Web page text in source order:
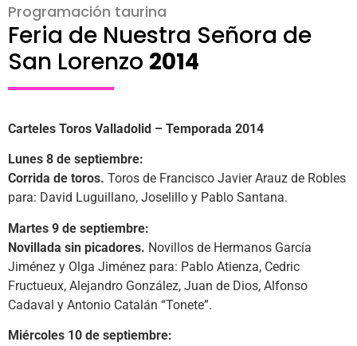
Programación taurina
Feria de Nuestra Señora de
San Lorenzo 2014
Carteles Toros Valladolid – Temporada 2014
Lunes 8 de septiembre:
Corrida de toros. Toros de Francisco Javier Arauz de Robles
para: David Luguillano, Joselillo y Pablo Santana.
Martes 9 de septiembre:
Novillada sin picadores. Novillos de Hermanos García
Jiménez y Olga Jiménez para: Pablo Atienza, Cedric
Fructueux, Alejandro González, Juan de Dios, Alfonso
Cadaval y Antonio Catalán “Tonete”.
Miércoles 10 de septiembre: